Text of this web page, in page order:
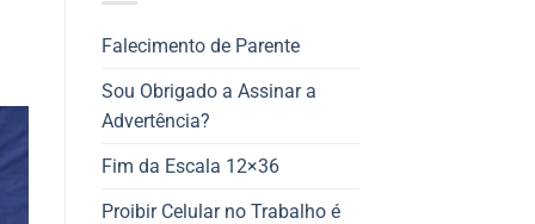
Falecimento de Parente
Sou Obrigado a Assinar a
Advertência?
Fim da Escala 12×36
Proibir Celular no Trabalho é